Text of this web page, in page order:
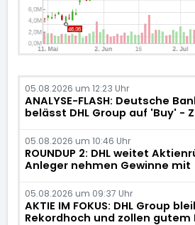
05.08.2026 um 12:23 Uhr
ANALYSE-FLASH: Deutsche
belässt DHL Group auf 'Buy' -
05.08.2026 um 10:46 Uhr
ROUNDUP 2: DHL weitet
Anleger nehmen Gewinne mit
05.08.2026 um 09:37 Uhr
AKTIE IM FOKUS: DHL Group
Rekordhoch und zollen gutem